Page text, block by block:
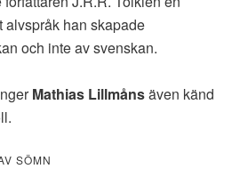
alvspråk han skapade
och inte av svenskan.
Mathias Lillmånsäven känd
SÖMN